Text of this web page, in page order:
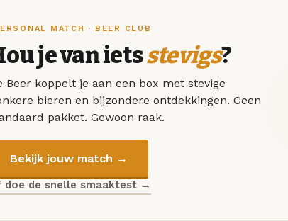
MATCH · BEER CLUB
je van ietsstevigs?
Beer koppelt je aan een box met stevige
bieren en bijzondere ontdekkingen. Geen
pakket. Gewoon raak.
Bekijk jouw match →
doe de snelle smaaktest →